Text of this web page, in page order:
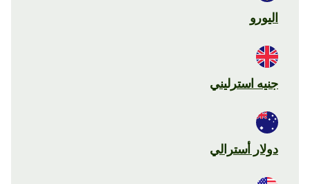
اليورو
جنيه استرليني
دولار أسترالي